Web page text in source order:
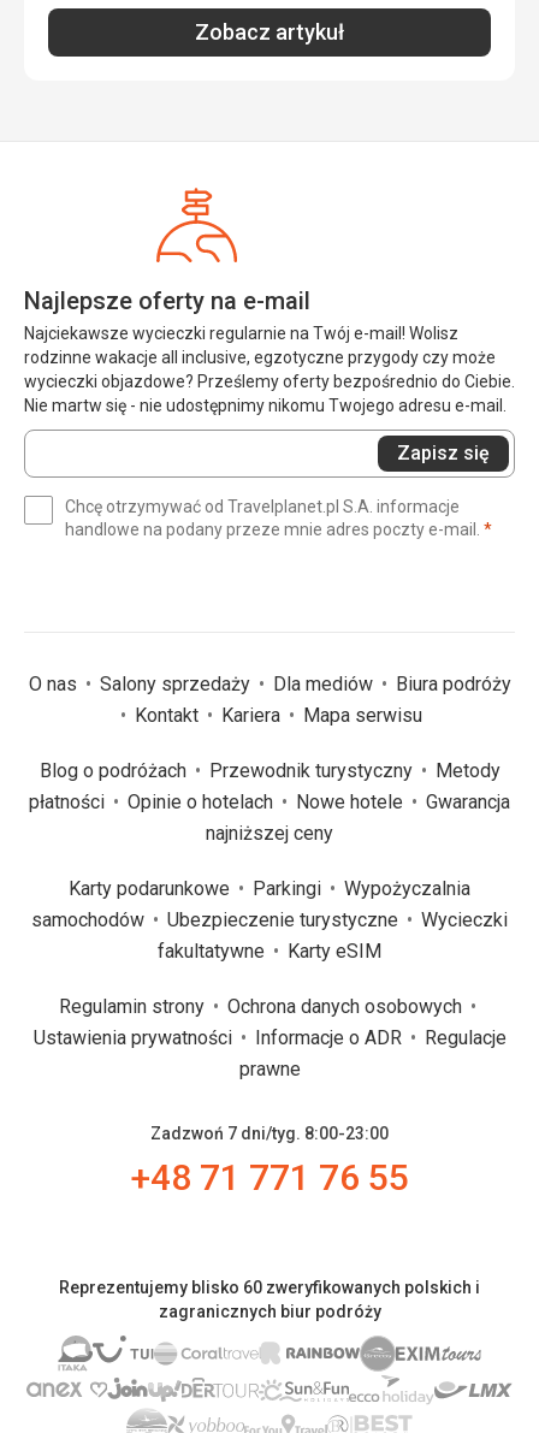
Zobacz artykuł
Najlepsze oferty na e-mail
Najciekawsze wycieczki regularnie na Twój e-mail! Wolisz
rodzinne wakacje all inclusive, egzotyczne przygody czy może
wycieczki objazdowe? Prześlemy oferty bezpośrednio do Ciebie.
Nie martw się - nie udostępnimy nikomu Twojego adresu e-mail.
Wprowadź
swój
(wymagane)
Zapisz się
Chcę otrzymywać od Travelplanet.pl S.A. informacje
handlowe na podany przeze mnie adres poczty e-mail. *
O nas Salony sprzedaży Dla mediów
Biura podróży
Kontakt
Kariera Mapa serwisu
Blog o podróżach Przewodnik turystyczny
Metody
płatności
Opinie o hotelach Nowe hotele
Gwarancja
najniższej ceny
Karty podarunkowe Parkingi
Wypożyczalnia
samochodów
Ubezpieczenie turystyczne
Wycieczki
fakultatywne
Karty eSIM
Regulamin strony
Ochrona danych osobowych
Ustawienia prywatności
Informacje o ADR
Regulacje
prawne
Zadzwoń 7 dni/tyg. 8:00-23:00
+48 71 771 76 55
Reprezentujemy blisko 60 zweryfikowanych polskich i
zagranicznych biur podróży